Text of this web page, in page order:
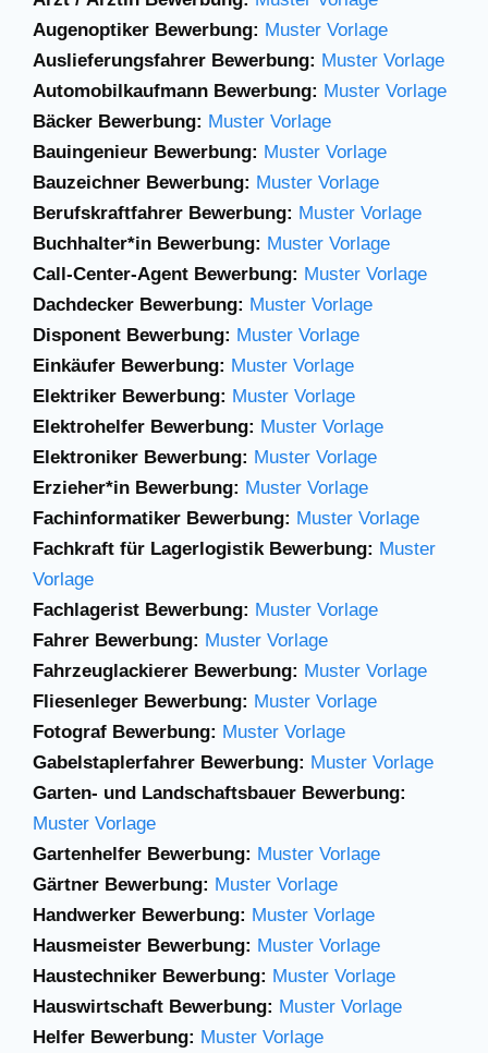
Augenoptiker Bewerbung: Muster Vorlage
Auslieferungsfahrer Bewerbung: Muster Vorlage
Automobilkaufmann Bewerbung: Muster Vorlage
Bäcker Bewerbung: Muster Vorlage
Bauingenieur Bewerbung: Muster Vorlage
Bauzeichner Bewerbung: Muster Vorlage
Berufskraftfahrer Bewerbung: Muster Vorlage
Buchhalter*in Bewerbung: Muster Vorlage
Call-Center-Agent Bewerbung: Muster Vorlage
Dachdecker Bewerbung: Muster Vorlage
Disponent Bewerbung: Muster Vorlage
Einkäufer Bewerbung: Muster Vorlage
Elektriker Bewerbung: Muster Vorlage
Elektrohelfer Bewerbung: Muster Vorlage
Elektroniker Bewerbung: Muster Vorlage
Erzieher*in Bewerbung: Muster Vorlage
Fachinformatiker Bewerbung: Muster Vorlage
Fachkraft für Lagerlogistik Bewerbung: Muster
Vorlage
Fachlagerist Bewerbung: Muster Vorlage
Fahrer Bewerbung: Muster Vorlage
Fahrzeuglackierer Bewerbung: Muster Vorlage
Fliesenleger Bewerbung: Muster Vorlage
Fotograf Bewerbung: Muster Vorlage
Gabelstaplerfahrer Bewerbung: Muster Vorlage
Garten- und Landschaftsbauer Bewerbung:
Muster Vorlage
Gartenhelfer Bewerbung: Muster Vorlage
Gärtner Bewerbung: Muster Vorlage
Handwerker Bewerbung: Muster Vorlage
Hausmeister Bewerbung: Muster Vorlage
Haustechniker Bewerbung: Muster Vorlage
Hauswirtschaft Bewerbung: Muster Vorlage
Helfer Bewerbung: Muster Vorlage